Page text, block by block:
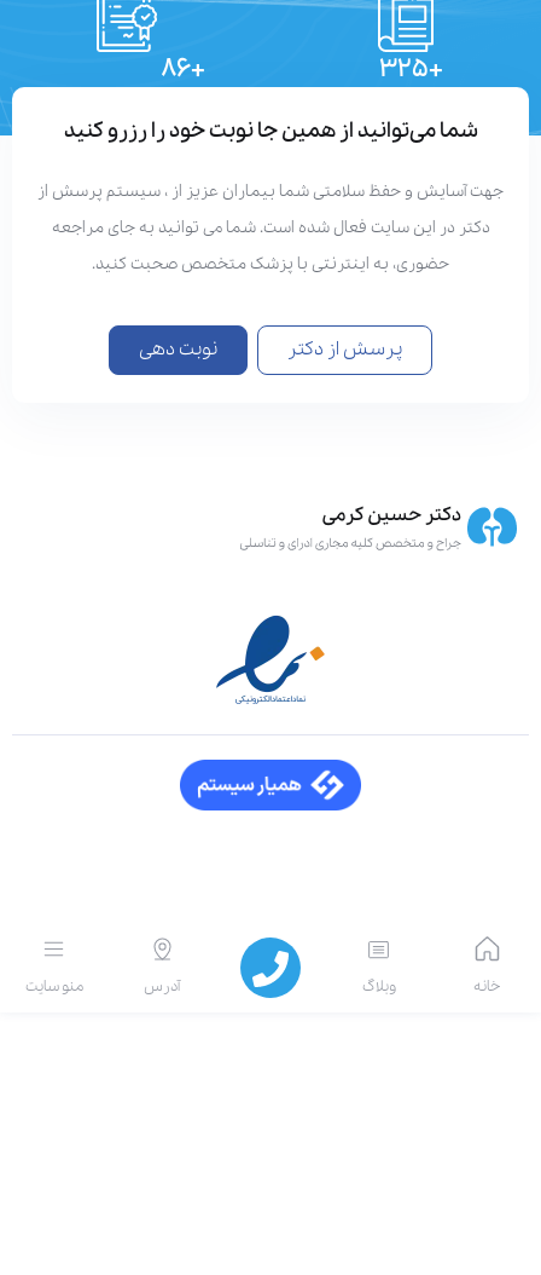
شما می‌توانید از همین جا نوبت خود را رزرو کنید
آسایش و حفظ سلامتی شما بیماران عزیز از ، سیستم پرسش از
دکتر در این سایت فعال شده است. شما می توانید به جای مراجعه
حضوری، به اینترنتی با پزشک متخصص صحبت کنید.
پرسش از دکتر نوبت دهی
منو سایت